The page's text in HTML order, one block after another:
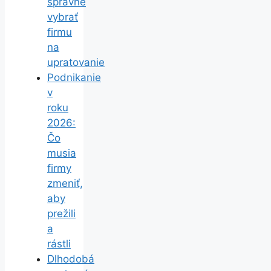
vybrať
firmu
na
upratovanie
Podnikanie
v
roku
2026:
Čo
musia
firmy
zmeniť,
aby
prežili
a
rástli
Dlhodobá